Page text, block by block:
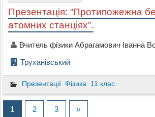
Презентація: “Протипожежна
атомних станціях”.
Вчитель фізики Абрагамович Іванна
Труханівський
Презентації Фізика 11 клас
1 2 3 »